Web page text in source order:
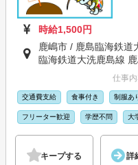
時給1,500円
鹿嶋市 / 鹿島臨海鉄道
臨海鉄道大洗鹿島線 鹿
仕事
交通費支給 食事付き 制服あ
フリーター歓迎 学歴不問 大
キープする 詳